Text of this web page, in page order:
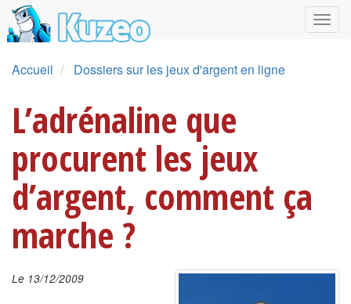
Accueil Dossiers sur les jeux d'argent en ligne
L’adrénaline que
procurent les jeux
d’argent, comment ça
marche ?
Le 13/12/2009